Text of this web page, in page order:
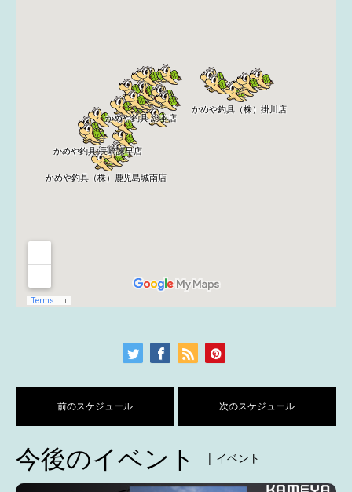
前のスケジュール 次のスケジュール
今後のイベント | イベント